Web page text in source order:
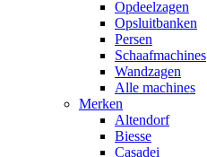
Opdeelzagen
Opsluitbanken
Persen
Schaafmachines
Wandzagen
Alle machines
Merken
Altendorf
Biesse
Casadei